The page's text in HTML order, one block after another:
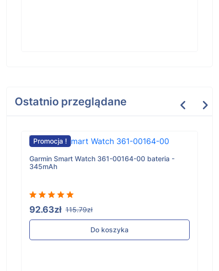
Ostatnio przeglądane
Promocja !
Garmin Smart Watch 361-00164-00 bateria -
345mAh
92.63zł 115.79zł
Do koszyka